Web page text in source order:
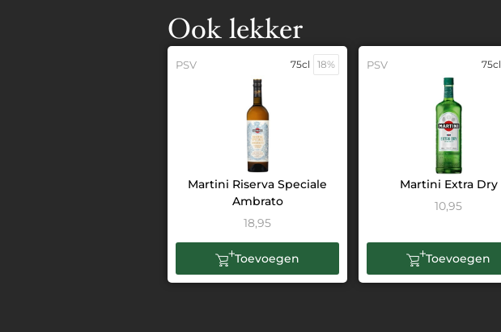
Ook lekker
PSV 75cl 18%
Martini Riserva Speciale
Ambrato
18,95
Toevoegen
PSV 75cl
Martini Extra Dry
10,95
Toevoegen